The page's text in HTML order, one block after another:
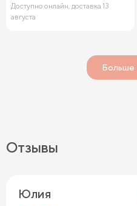
Доступно онлайн, доставка 13
августа
Больше
Отзывы
Юлия